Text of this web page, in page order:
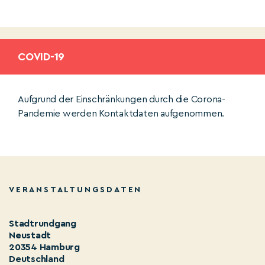
COVID-19
Aufgrund der Einschränkungen durch die Corona-
Pandemie werden Kontaktdaten aufgenommen.
VERANSTALTUNGSDATEN
Stadtrundgang
Neustadt
20354 Hamburg
Deutschland